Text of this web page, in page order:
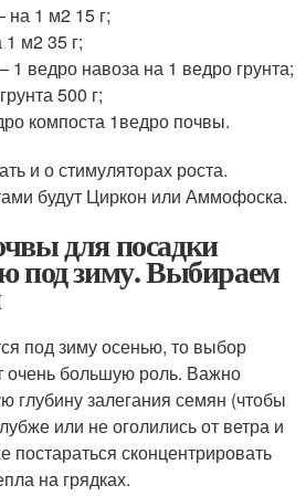
1 м2 15 г;
м2 35 г;
ведро навоза на 1 ведро грунта;
500 г;
компоста 1ведро почвы.
и о стимуляторах роста.
будут Циркон или Аммофоска.
для посадки
под зиму. Выбираем
под зиму осенью, то выбор
очень большую роль. Важно
глубину залегания семян (чтобы
или не оголились от ветра и
постараться сконцентрировать
на грядках.